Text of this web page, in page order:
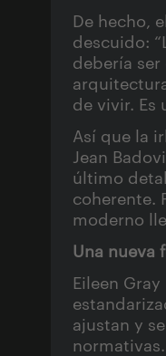
De hecho,
descuido:
debería
de vivir. Es
Así que la
Jean
último
coherente.
moderno
Una nueva
Eileen
ajustan y